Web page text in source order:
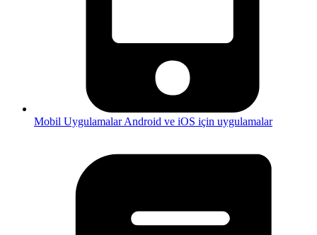
Mobil UygulamalarAndroid ve iOS için uygulamalar